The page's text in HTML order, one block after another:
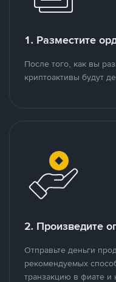
1. Разместите
После того, как вы
криптоактивы будут
2. Произведите
Отправьте деньги
рекомендуемых
транзакцию в фиате